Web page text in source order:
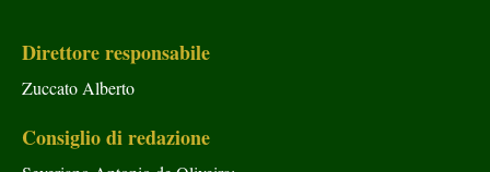
Direttore responsabile
Zuccato Alberto
Consiglio di redazione